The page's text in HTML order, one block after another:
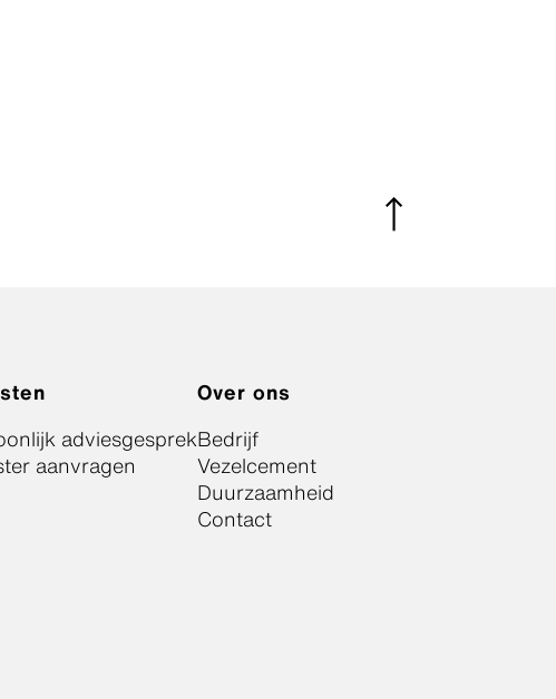
adviesgesprek
aanvragen
Over ons
Bedrijf
Vezelcement
Duurzaamheid
Contact